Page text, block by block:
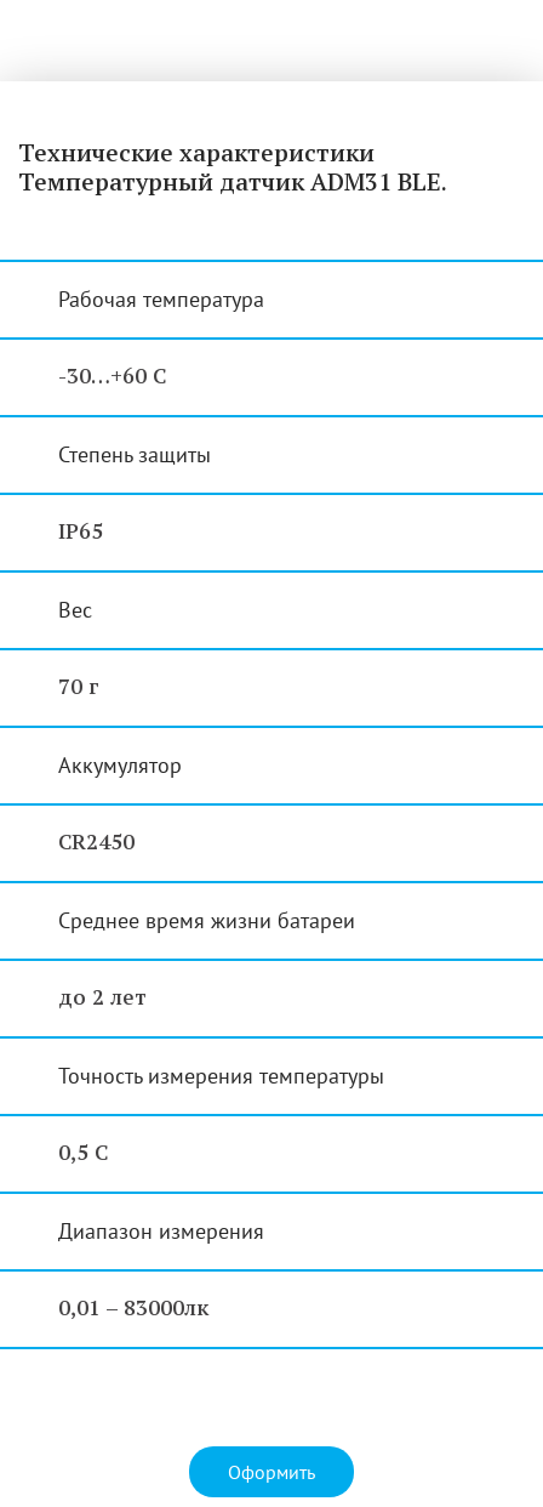
Технические характеристики
Температурный датчик ADM31 BLE.
Рабочая температура
-30…+60 С
Степень защиты
IP65
Вес
70 г
Аккумулятор
CR2450
Среднее время жизни батареи
до 2 лет
Точность измерения температуры
0,5 С
Диапазон измерения
0,01 – 83000лк
Оформить